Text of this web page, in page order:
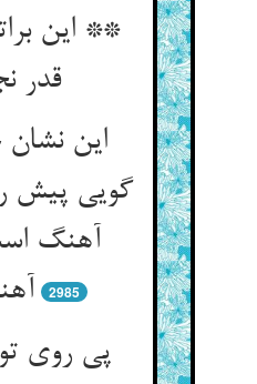
** این
قدر
این
گویی پیش
آهنگ
2985
پی روی